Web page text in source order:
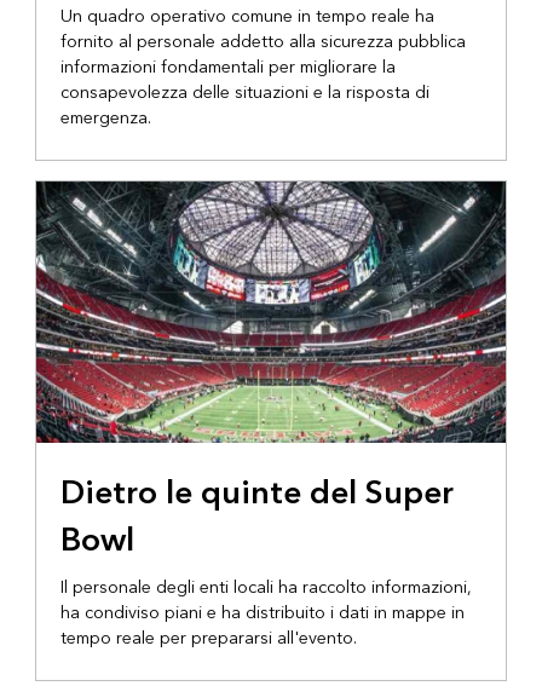
Un quadro operativo comune in tempo reale ha
fornito al personale addetto alla sicurezza pubblica
informazioni fondamentali per migliorare la
consapevolezza delle situazioni e la risposta di
emergenza.
Dietro le quinte del Super
Bowl
Il personale degli enti locali ha raccolto informazioni,
ha condiviso piani e ha distribuito i dati in mappe in
tempo reale per prepararsi all'evento.